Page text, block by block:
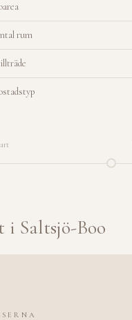
rum
i Saltsjö-Boo